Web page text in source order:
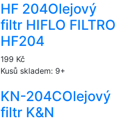
HF 204Olejový
filtr HIFLO FILTRO
HF204
199 Kč
Kusů skladem: 9+
KN-204COlejový
filtr K&N